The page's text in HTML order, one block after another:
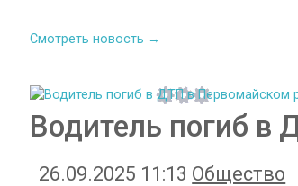
Смотреть новость →
Водитель погиб в
26.09.2025 11:13 Общество